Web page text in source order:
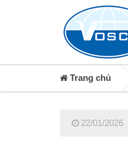
Trang chủ
22/01/2026